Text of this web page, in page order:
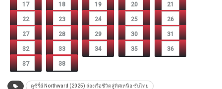
17 18 19 20 21
22 23 24 25 26
27 28 29 30 31
32 33 34 35 36
37 38
ดูซีรี่ย์ Northward (2025) ล่องเรือชีวิตสู่ทิศเหนือ ซับไทย